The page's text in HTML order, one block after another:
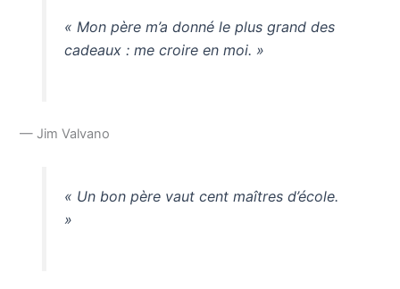
« Mon père m’a donné le plus grand des
cadeaux : me croire en moi. »
— Jim Valvano
« Un bon père vaut cent maîtres d’école.
»